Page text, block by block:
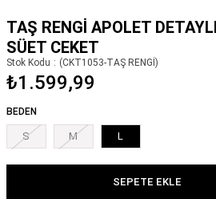
TAŞ RENGI APOLET
SÜET CEKET
Stok Kodu (CKT1053-TAŞ RENGİ)
₺1.599,99
BEDEN
S M L